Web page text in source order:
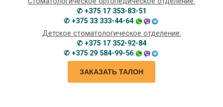
✆ +375 17 353-83-51
✆ +375 33 333-44-64
Детское стоматологическое отделение:
✆ +375 17 352-92-84
✆ +375 29 584-99-56
ЗАКАЗАТЬ ТАЛОН